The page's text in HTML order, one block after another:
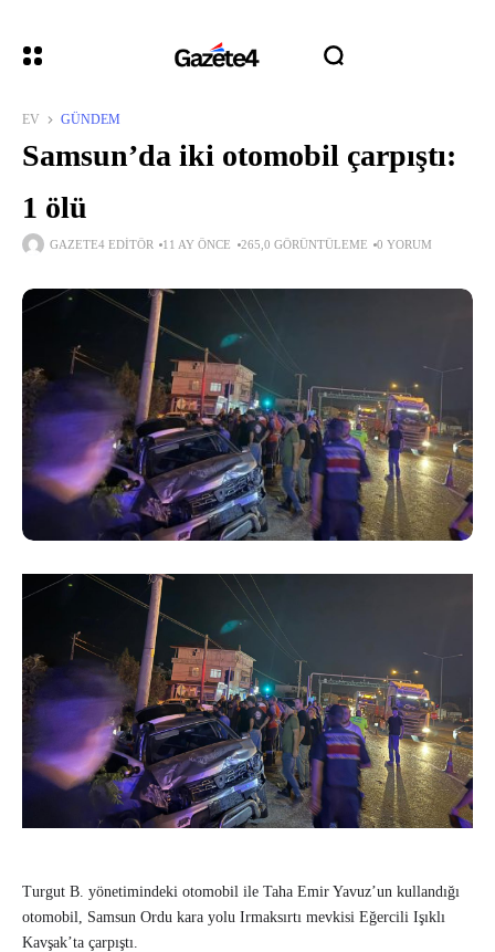
EV GÜNDEM
Samsun’da iki otomobil çarpıştı:
1 ölü
GAZETE4 EDITÖR 11 AY ÖNCE 265,0 GÖRÜNTÜLEME 0 YORUM
Turgut B. yönetimindeki otomobil ile Taha Emir Yavuz’un kullandığı
otomobil, Samsun Ordu kara yolu Irmaksırtı mevkisi Eğercili Işıklı
Kavşak’ta çarpıştı.